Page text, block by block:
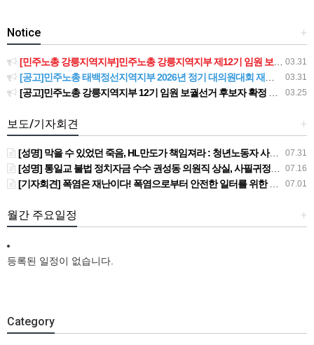
+
Notice
03.31
[민주노총 강릉지역지부]민주노총 강릉지역지부 제12기 임원 보궐선거결과 공고
03.31
[공고]민주노총 태백정선지역지부 2026년 정기 대의원대회 재소집 건
03.25
[공고]민주노총 강릉지역지부 12기 임원 보궐선거 후보자 확정 공고
+
보도/기자회견
07.31
[성명] 막을 수 있었던 죽음, HL만도가 책임져라 : 청년노동자 사망사고의 철저한 진상규명과 재발방지 대책 마련하라
07.16
[성명] 통일교 불법 정치자금 수수 권성동 의원직 상실, 사필귀정이다
07.01
[기자회견] 폭염은 재난이다! 폭염으로부터 안전한 일터를 위한 민주노총 강원지역본부 폭염감시단 선포 기자회견
+
월간 주요일정
등록된 일정이 없습니다.
Category